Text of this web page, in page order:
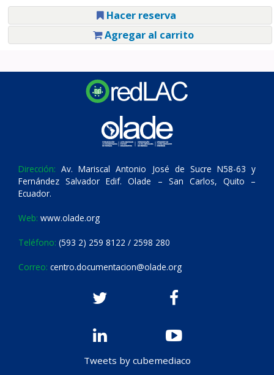
Hacer reserva
Agregar al carrito
Dirección: Av. Mariscal Antonio José de Sucre N58-63 y
Fernández Salvador Edif. Olade – San Carlos, Quito –
Ecuador.
Web: www.olade.org
Teléfono: (593 2) 259 8122 / 2598 280
Correo: centro.documentacion@olade.org
Tweets by cubemediaco